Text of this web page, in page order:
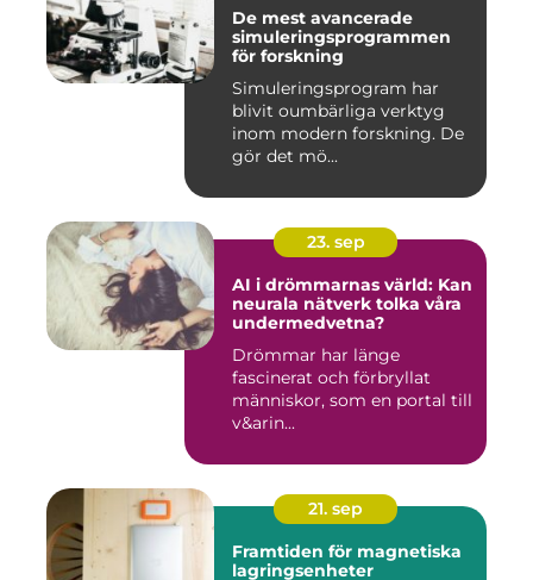
De mest avancerade
simuleringsprogrammen
för forskning
Simuleringsprogram har
blivit oumbärliga verktyg
inom modern forskning. De
gör det mö...
23. sep
AI i drömmarnas värld: Kan
neurala nätverk tolka våra
undermedvetna?
Drömmar har länge
fascinerat och förbryllat
människor, som en portal till
v&arin...
21. sep
Framtiden för magnetiska
lagringsenheter